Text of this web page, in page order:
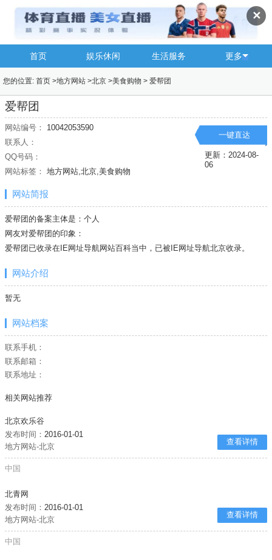
✕
首页 娱乐休闲 生活服务 更多
您的位置: 首页 >地方网站 >北京 >美食购物 > 爱帮团
爱帮团
网站编号：
10042053590
联系人：
QQ号码：
网站标签： 地方网站,北京,美食购物
一键直达
更新：2024-08-
06
网站简报
爱帮团的备案主体是：个人
网友对爱帮团的印象：
爱帮团已收录在IE网址导航网站百科当中，已被IE网址导航北京收录。
网站介绍
暂无
网站档案
联系手机：
联系邮箱：
联系地址：
相关网站推荐
北京欢乐谷
发布时间：2016-01-01
地方网站-北京
查看详情
中国
北青网
发布时间：2016-01-01
地方网站-北京
查看详情
中国